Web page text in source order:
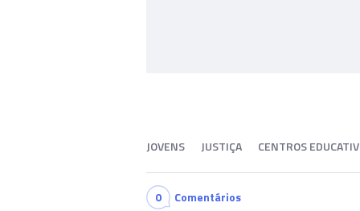
JOVENS JUSTIÇA CENTROS
0 Comentários